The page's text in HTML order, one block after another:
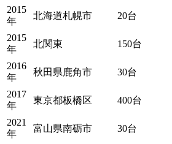
2015
年
北海道札幌市 20台
2015
年
北関東 150台
2016
年
秋田県鹿角市 30台
2017
年
東京都板橋区 400台
2021
年
富山県南砺市 30台